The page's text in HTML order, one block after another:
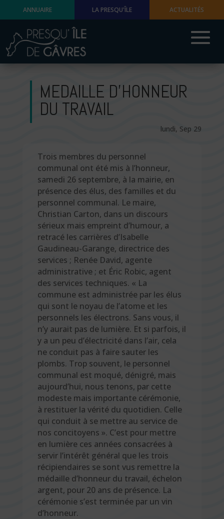
ANNUAIRE LA PRESQU'ÎLE ACTUALITÉS
MEDAILLE D’HONNEUR
DU TRAVAIL
lundi, Sep 29
Trois membres du personnel
communal ont été mis à l’honneur,
samedi 26 septembre, à la mairie, en
présence des élus, des familles et du
personnel communal. Le maire,
Christian Carton, dans un discours
sérieux mais empreint d’humour, a
retracé les carrières d’Isabelle
Gaudineau-Garange, directrice des
services ; Renée David, agente
administrative ; et Éric Robic, agent
des services techniques. « La
commune est administrée par les élus
qui sont le noyau de l’atome et les
personnels les électrons. Sans vous, il
n’y aurait pas de lumière. Et si parfois, il
y a un peu d’électricité dans l’air, cela
ne conduit pas à faire sauter les
plombs. Trop souvent, le personnel
communal est moqué, dénigré, mais
aujourd’hui, nous tenons, par cette
modeste mais importante cérémonie,
à restituer la vérité du quotidien. Celle
qui conduit à se mettre au service de
nos concitoyens ». C’est pour mettre
en lumière ces années consacrées à
servir l’intérêt général que les trois
récipiendaires se sont vus remettre la
médaille d’honneur du travail, échelon
argent, pour 20 ans de présence. La
cérémonie s’est terminée par un vin
d’honneur.